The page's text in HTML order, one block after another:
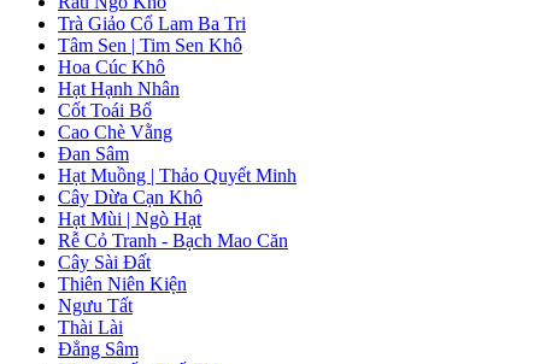
Trà Giảo Cổ Lam Ba Tri
Tâm Sen | Tim Sen Khô
Hoa Cúc Khô
Hạt Hạnh Nhân
Cốt Toái Bổ
Cao Chè Vằng
Đan Sâm
Hạt Muồng | Thảo Quyết Minh
Cây Dừa Cạn Khô
Hạt Mùi | Ngò Hạt
Rễ Cỏ Tranh - Bạch Mao Căn
Cây Sài Đất
Thiên Niên Kiện
Ngưu Tất
Thài Lài
Đẳng Sâm